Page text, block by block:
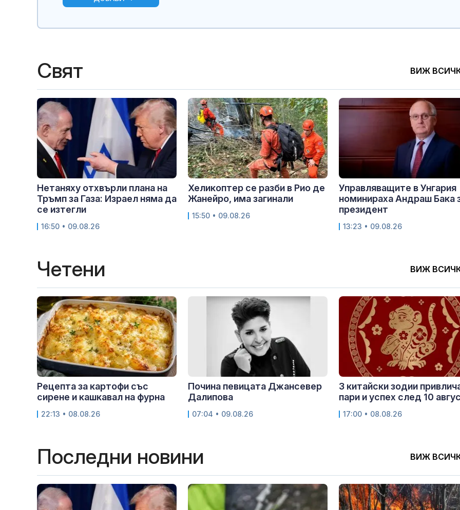
Свят ВИЖ
Нетаняху отхвърли плана на
Тръмп за Газа: Израел няма да
се изтегли
16:50 • 09.08.26
Хеликоптер се разби в Рио де
Жанейро, има загинали
15:50 • 09.08.26
Управляващите в Унгария
номинираха Андраш Бака
президент
13:23 • 09.08.26
Четени ВИЖ
Рецепта за картофи със
сирене и кашкавал на фурна
22:13 • 08.08.26
Почина певицата Джансевер
Далипова
07:04 • 09.08.26
3 китайски зодии
пари и успех след 10
17:00 • 08.08.26
Последни новини ВИЖ